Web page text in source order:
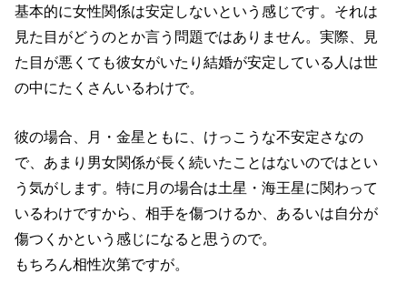
基本的に女性関係は安定しないという感じです。それは
見た目がどうのとか言う問題ではありません。実際、見
た目が悪くても彼女がいたり結婚が安定している人は世
の中にたくさんいるわけで。
彼の場合、月・金星ともに、けっこうな不安定さなの
で、あまり男女関係が長く続いたことはないのではとい
う気がします。特に月の場合は土星・海王星に関わって
いるわけですから、相手を傷つけるか、あるいは自分が
傷つくかという感じになると思うので。
もちろん相性次第ですが。